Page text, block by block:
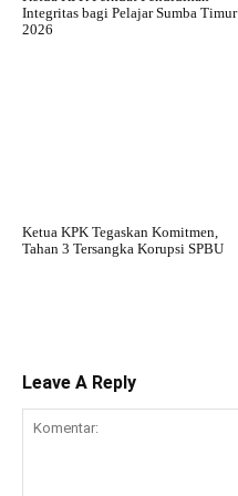
Integritas bagi Pelajar Sumba Timur
2026
Ketua KPK Tegaskan Komitmen,
Tahan 3 Tersangka Korupsi SPBU
Leave A Reply